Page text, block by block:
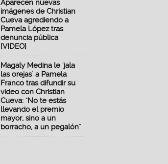
Aparecen nuevas
imágenes de Christian
Cueva agrediendo a
Pamela López tras
denuncia pública
[VIDEO]
Magaly Medina le 'jala
las orejas' a Pamela
Franco tras difundir su
video con Christian
Cueva: "No te estás
llevando el premio
mayor, sino a un
borracho, a un pegalón"